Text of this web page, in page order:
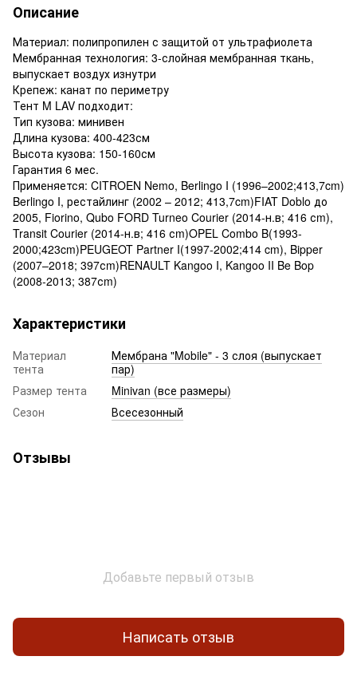
Описание
Материал: полипропилен с защитой от ультрафиолета
Мембранная технология: 3-слойная мембранная ткань,
выпускает воздух изнутри
Крепеж: канат по периметру
Тент M LAV подходит:
Тип кузова: минивен
Длина кузова: 400-423см
Высота кузова: 150-160см
Гарантия 6 мес.
Применяется: CITROEN Nemo, Berlingo I (1996–2002;413,7cm)
Berlingo I, рестайлинг (2002 – 2012; 413,7cm)FIAT Doblo до
2005, Fiorino, Qubo FORD Turneo Courier (2014-н.в; 416 сm),
Transit Courier (2014-н.в; 416 сm)OPEL Combo B(1993-
2000;423cm)PEUGEOT Partner I(1997-2002;414 cm), Bipper
(2007–2018; 397сm)RENAULT Kangoo I, Kangoo II Be Bop
(2008-2013; 387сm)
Характеристики
Материал
тента
Мембрана "Mobile" - 3 слоя (выпускает
пар)
Размер тента
Minivan (все размеры)
Сезон
Всесезонный
Отзывы
Добавьте первый отзыв
Написать отзыв